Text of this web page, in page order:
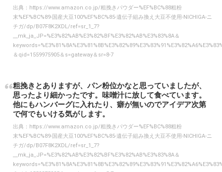
出典： https://www.amazon.co.jp/粗挽きパウダー%EF%BC%88粗粉
末%EF%BC%89-国産大豆100%EF%BC%85-遺伝子組み換え大豆不使用-NICHIGA-ニ
チガ/dp/B07F8K2XDL/ref=sr_1_7?
__mk_ja_JP=%E3%82%AB%E3%82%BF%E3%82%AB%E3%83%8A＆
＆qid=1559975905＆s=gateway＆sr=8-7
粗挽きとありますが、パン粉位かなと思っていましたが、
思ったより細かったです。味噌汁に放して食べています。
他にもハンバーグに入れたり、癖が無いのでアイデア次第
で何でもいける気がします。
出典： https://www.amazon.co.jp/粗挽きパウダー%EF%BC%88粗粉
末%EF%BC%89-国産大豆100%EF%BC%85-遺伝子組み換え大豆不使用-NICHIGA-ニ
チガ/dp/B07F8K2XDL/ref=sr_1_7?
__mk_ja_JP=%E3%82%AB%E3%82%BF%E3%82%AB%E3%83%8A＆